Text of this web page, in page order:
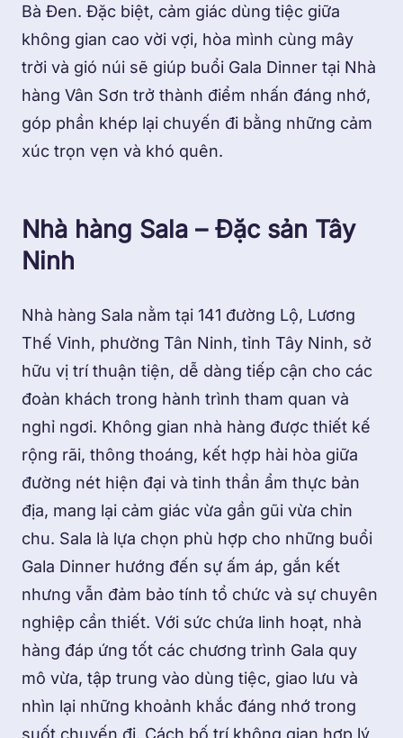
Bà Đen. Đặc biệt, cảm giác dùng tiệc giữa
không gian cao vời vợi, hòa mình cùng mây
trời và gió núi sẽ giúp buổi Gala Dinner tại Nhà
hàng Vân Sơn trở thành điểm nhấn đáng nhớ,
góp phần khép lại chuyến đi bằng những cảm
xúc trọn vẹn và khó quên.
Nhà hàng Sala – Đặc sản Tây
Ninh
Nhà hàng Sala nằm tại 141 đường Lộ, Lương
Thế Vinh, phường Tân Ninh, tỉnh Tây Ninh, sở
hữu vị trí thuận tiện, dễ dàng tiếp cận cho các
đoàn khách trong hành trình tham quan và
nghỉ ngơi. Không gian nhà hàng được thiết kế
rộng rãi, thông thoáng, kết hợp hài hòa giữa
đường nét hiện đại và tinh thần ẩm thực bản
địa, mang lại cảm giác vừa gần gũi vừa chỉn
chu. Sala là lựa chọn phù hợp cho những buổi
Gala Dinner hướng đến sự ấm áp, gắn kết
nhưng vẫn đảm bảo tính tổ chức và sự chuyên
nghiệp cần thiết. Với sức chứa linh hoạt, nhà
hàng đáp ứng tốt các chương trình Gala quy
mô vừa, tập trung vào dùng tiệc, giao lưu và
nhìn lại những khoảnh khắc đáng nhớ trong
suốt chuyến đi. Cách bố trí không gian hợp lý